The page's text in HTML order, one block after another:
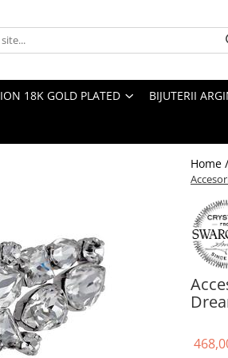
18K GOLD PLATED BIJUTERII
Home /